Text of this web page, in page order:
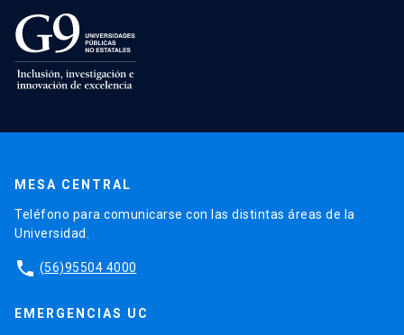
MESA CENTRAL
Teléfono para comunicarse con las distintas áreas de la
Universidad.
phone (56)95504 4000
EMERGENCIAS UC